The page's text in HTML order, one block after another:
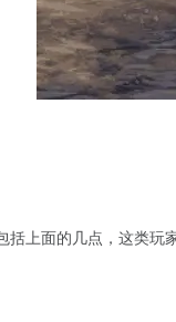
括上面的几点，这类玩